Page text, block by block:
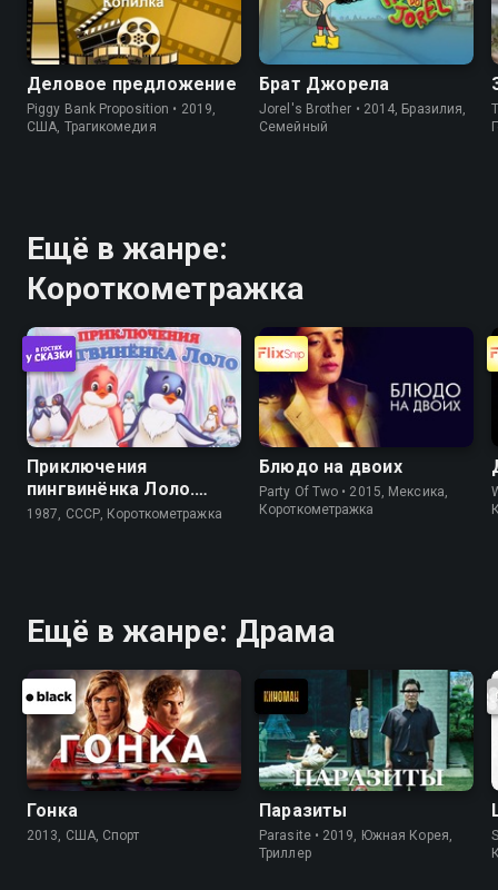
Деловое предложение
Piggy Bank Proposition • 2019,
США, Трагикомедия
Брат Джорела
Jorel's Brother • 2014, Бразилия,
Cемейный
Ещё в жанре:
Короткометражка
Приключения
пингвинёнка Лоло.
Фильм третий
1987, СССР, Короткометражка
Блюдо на двоих
Party Of Two • 2015, Мексика,
Короткометражка
Ещё в жанре: Драма
Гонка
2013, США, Спорт
Паразиты
Parasite • 2019, Южная Корея,
Триллер